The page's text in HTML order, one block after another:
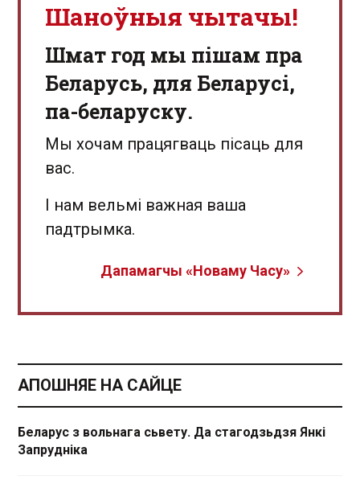
Шаноўныя чытачы!
Шмат год мы пішам пра
Беларусь, для Беларусі,
па-беларуску.
Мы хочам працягваць пісаць для
вас.
І нам вельмі важная ваша
падтрымка.
Дапамагчы «Новаму Часу»
АПОШНЯЕ НА САЙЦЕ
Беларус з вольнага сьвету. Да стагодзьдзя Янкі
Запрудніка